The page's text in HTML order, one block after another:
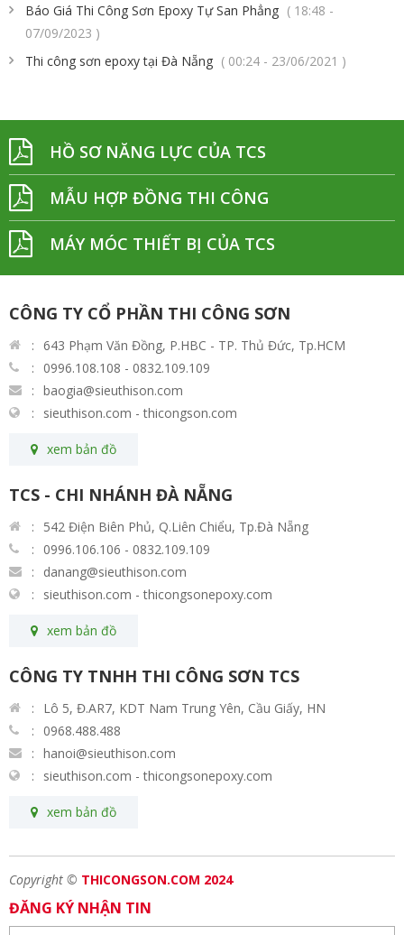
Báo Giá Thi Công Sơn Epoxy Tự San Phẳng ( 18:48 -
07/09/2023 )
Thi công sơn epoxy tại Đà Nẵng ( 00:24 - 23/06/2021 )
HỒ SƠ NĂNG LỰC CỦA TCS
MẪU HỢP ĐỒNG THI CÔNG
MÁY MÓC THIẾT BỊ CỦA TCS
CÔNG TY CỔ PHẦN THI CÔNG SƠN
643 Phạm Văn Đồng, P.HBC - TP. Thủ Đức, Tp.HCM
0996.108.108 - 0832.109.109
baogia@sieuthison.com
sieuthison.com - thicongson.com
xem bản đồ
TCS - CHI NHÁNH ĐÀ NẴNG
542 Điện Biên Phủ, Q.Liên Chiểu, Tp.Đà Nẵng
0996.106.106 - 0832.109.109
danang@sieuthison.com
sieuthison.com - thicongsonepoxy.com
xem bản đồ
CÔNG TY TNHH THI CÔNG SƠN TCS
Lô 5, Đ.AR7, KDT Nam Trung Yên, Cầu Giấy, HN
0968.488.488
hanoi@sieuthison.com
sieuthison.com - thicongsonepoxy.com
xem bản đồ
Copyright © THICONGSON.COM 2024
ĐĂNG KÝ NHẬN TIN